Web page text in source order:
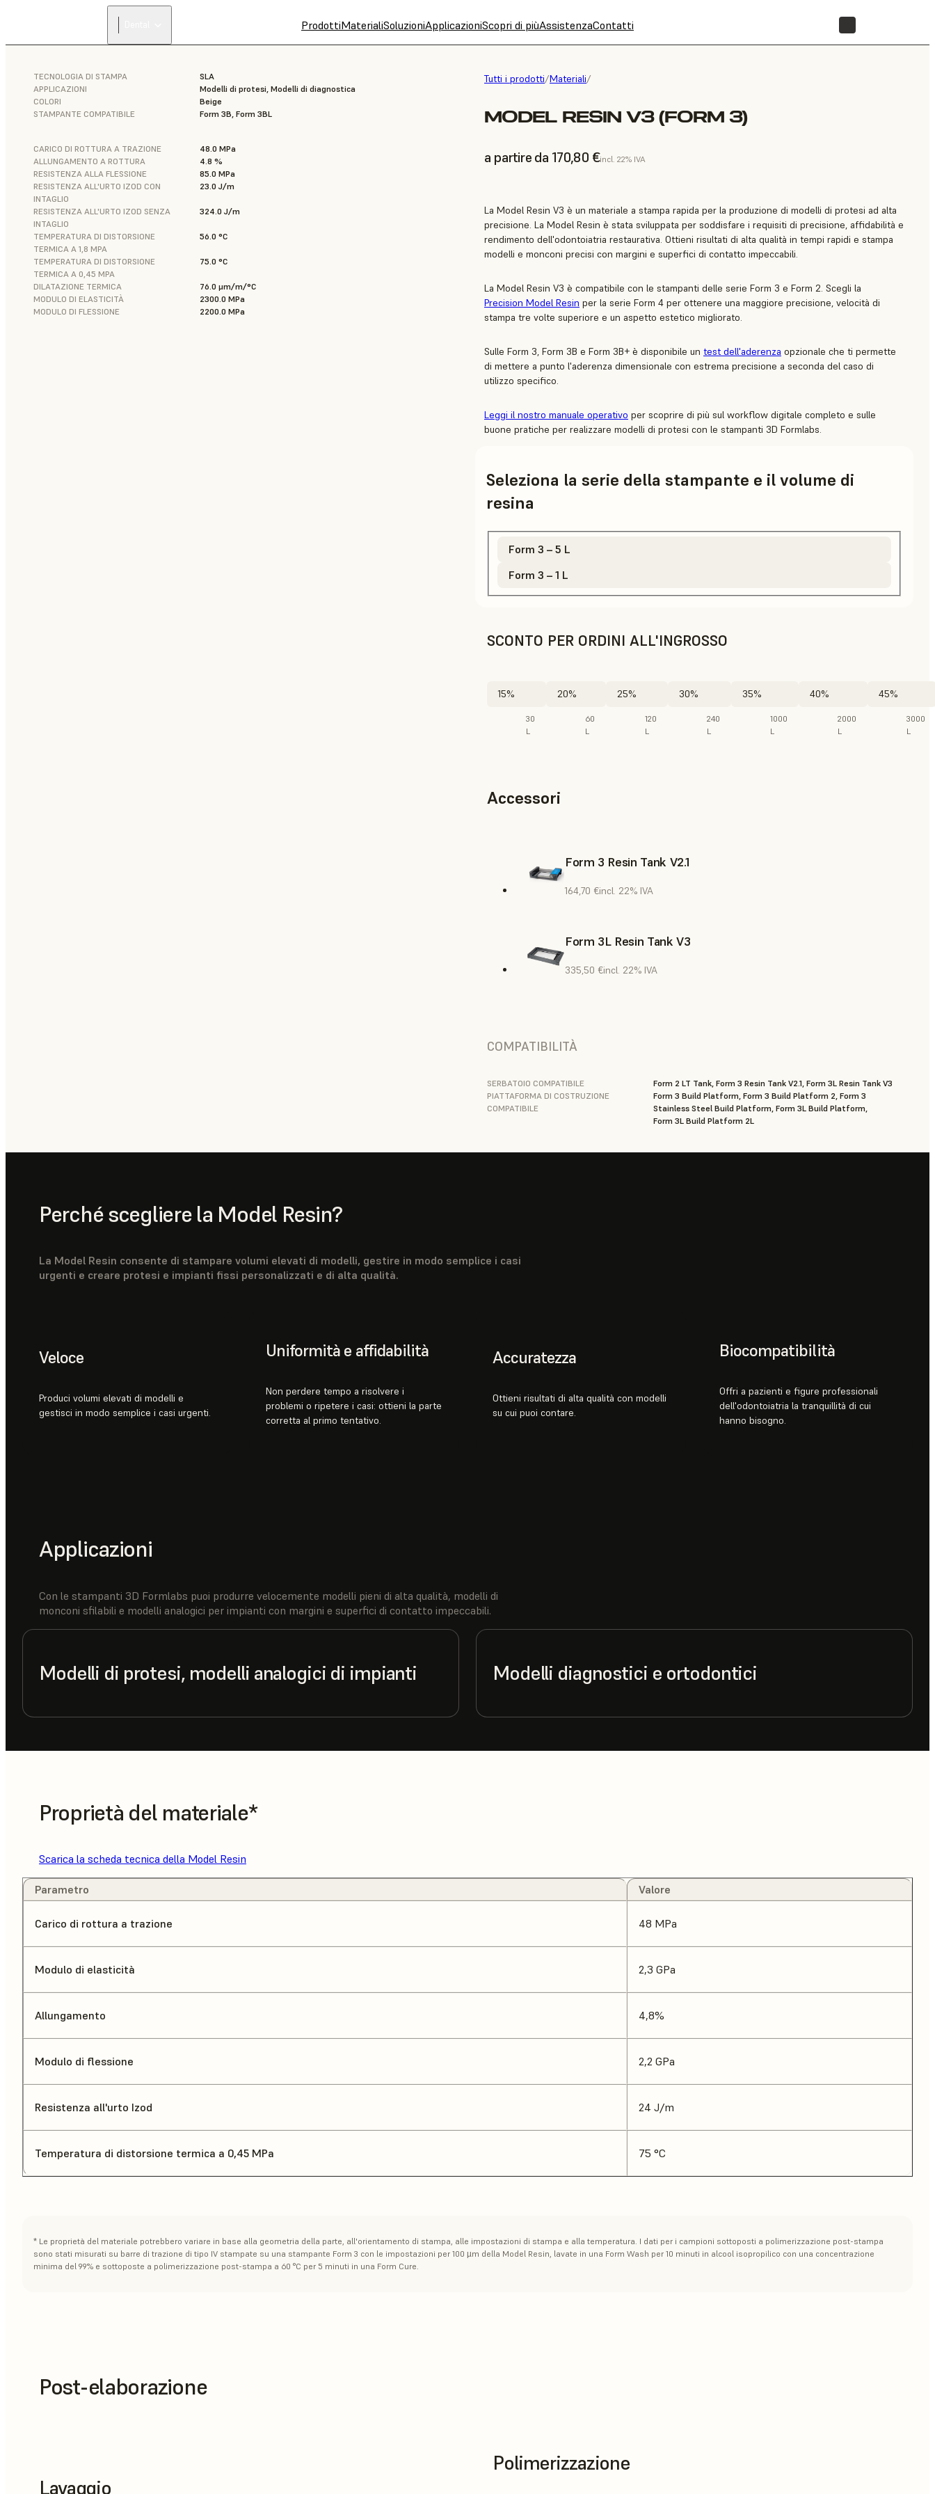
ProdottiMaterialiSoluzioniApplicazioniScopri di piùAssistenzaContatti
Tutti i prodotti/Materiali/
MODEL RESIN V3 (FORM 3)
a partire da 170,80 €incl. 22% IVA
TECNOLOGIA DI STAMPA
SLA
APPLICAZIONI
Modelli di protesi, Modelli di diagnostica
COLORI
Beige
STAMPANTE COMPATIBILE
Form 3B, Form 3BL
CARICO DI ROTTURA A TRAZIONE
48.0 MPa
ALLUNGAMENTO A ROTTURA
4.8 %
RESISTENZA ALLA FLESSIONE
85.0 MPa
RESISTENZA ALL'URTO IZOD CON
INTAGLIO
23.0 J/m
RESISTENZA ALL'URTO IZOD SENZA
INTAGLIO
324.0 J/m
TEMPERATURA DI DISTORSIONE
TERMICA A 1,8 MPA
56.0 °C
TEMPERATURA DI DISTORSIONE
TERMICA A 0,45 MPA
75.0 °C
DILATAZIONE TERMICA
76.0 μm/m/°C
MODULO DI ELASTICITÀ
2300.0 MPa
MODULO DI FLESSIONE
2200.0 MPa
La Model Resin V3 è un materiale a stampa rapida per la produzione di modelli di protesi ad alta
precisione. La Model Resin è stata sviluppata per soddisfare i requisiti di precisione, affidabilità e
rendimento dell'odontoiatria restaurativa. Ottieni risultati di alta qualità in tempi rapidi e stampa
modelli e monconi precisi con margini e superfici di contatto impeccabili.
La Model Resin V3 è compatibile con le stampanti delle serie Form 3 e Form 2. Scegli la
Precision Model Resin per la serie Form 4 per ottenere una maggiore precisione, velocità di
stampa tre volte superiore e un aspetto estetico migliorato.
Sulle Form 3, Form 3B e Form 3B+ è disponibile un test dell'aderenza opzionale che ti permette
di mettere a punto l'aderenza dimensionale con estrema precisione a seconda del caso di
utilizzo specifico.
Leggi il nostro manuale operativo per scoprire di più sul workflow digitale completo e sulle
buone pratiche per realizzare modelli di protesi con le stampanti 3D Formlabs.
Seleziona la serie della stampante e il volume di
resina
Form 3 – 5 L
Form 3 – 1 L
SCONTO PER ORDINI ALL'INGROSSO
15%
30
L
20%
60
L
25%
120
L
30%
240
L
35%
1000
L
40%
2000
L
45%
3000
L
Accessori
Form 3 Resin Tank V2.1
164,70 €incl. 22% IVA
Form 3L Resin Tank V3
335,50 €incl. 22% IVA
COMPATIBILITÀ
SERBATOIO COMPATIBILE
Form 2 LT Tank, Form 3 Resin Tank V2.1, Form 3L Resin Tank V3
PIATTAFORMA DI COSTRUZIONE
COMPATIBILE
Form 3 Build Platform, Form 3 Build Platform 2, Form 3
Stainless Steel Build Platform, Form 3L Build Platform,
Form 3L Build Platform 2L
Perché scegliere la Model Resin?
La Model Resin consente di stampare volumi elevati di modelli, gestire in modo semplice i casi
urgenti e creare protesi e impianti fissi personalizzati e di alta qualità.
Veloce
Produci volumi elevati di modelli e
gestisci in modo semplice i casi urgenti.
Uniformità e affidabilità
Non perdere tempo a risolvere i
problemi o ripetere i casi: ottieni la parte
corretta al primo tentativo.
Accuratezza
Ottieni risultati di alta qualità con modelli
su cui puoi contare.
Biocompatibilità
Offri a pazienti e figure professionali
dell'odontoiatria la tranquillità di cui
hanno bisogno.
Applicazioni
Con le stampanti 3D Formlabs puoi produrre velocemente modelli pieni di alta qualità, modelli di
monconi sfilabili e modelli analogici per impianti con margini e superfici di contatto impeccabili.
Modelli di protesi, modelli analogici di impianti Modelli diagnostici e ortodontici
Proprietà del materiale*
Scarica la scheda tecnica della Model Resin
Parametro Valore
Carico di rottura a trazione 48 MPa
Modulo di elasticità 2,3 GPa
Allungamento 4,8%
Modulo di flessione 2,2 GPa
Resistenza all'urto Izod 24 J/m
Temperatura di distorsione termica a 0,45 MPa 75 °C
* Le proprietà del materiale potrebbero variare in base alla geometria della parte, all'orientamento di stampa, alle impostazioni di stampa e alla temperatura. I dati per i campioni sottoposti a polimerizzazione post-stampa
sono stati misurati su barre di trazione di tipo IV stampate su una stampante Form 3 con le impostazioni per 100 µm della Model Resin, lavate in una Form Wash per 10 minuti in alcool isopropilico con una concentrazione
minima del 99% e sottoposte a polimerizzazione post-stampa a 60 °C per 5 minuti in una Form Cure.
Post-elaborazione
Lavaggio
Polimerizzazione